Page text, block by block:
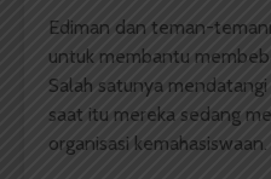
Ediman dan teman-
untuk membantu
Salah satunya
saat itu mereka sedang
organisasi kemahasiswaan.